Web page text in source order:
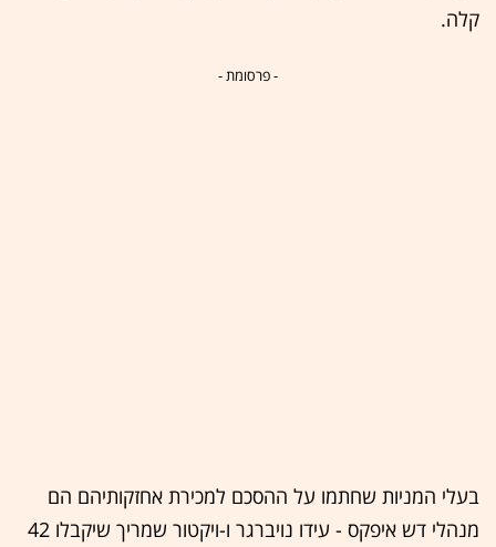
קלה.
- פרסומת -
בעלי המניות שחתמו על ההסכם למכירת אחזקותיהם הם
מנהלי דש איפקס - עידו נויברגר ו-ויקטור שמריך שיקבלו 42